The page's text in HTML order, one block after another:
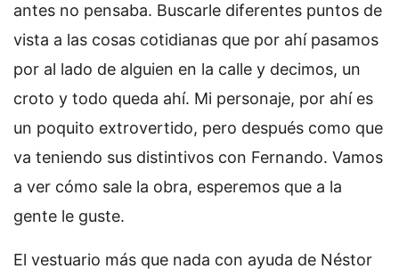
antes no pensaba. Buscarle diferentes puntos de
vista a las cosas cotidianas que por ahí pasamos
por al lado de alguien en la calle y decimos, un
croto y todo queda ahí. Mi personaje, por ahí es
un poquito extrovertido, pero después como que
va teniendo sus distintivos con Fernando. Vamos
a ver cómo sale la obra, esperemos que a la
gente le guste.
El vestuario más que nada con ayuda de Néstor